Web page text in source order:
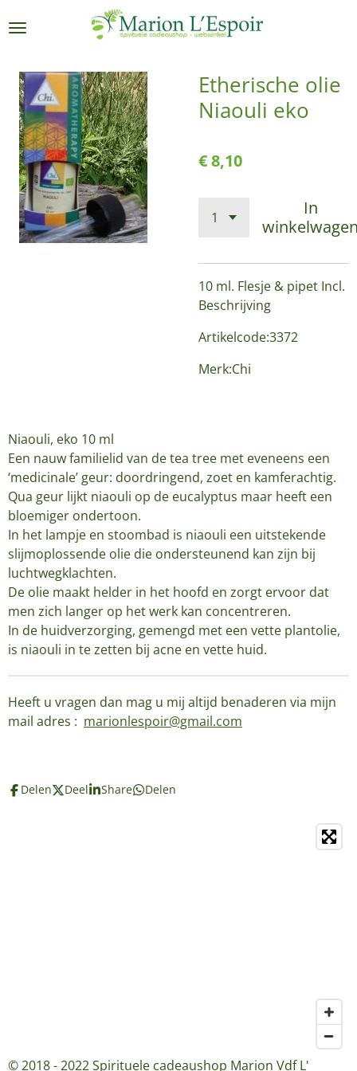
direct
de
hoofdinhoud
Etherische olie
Niaouli eko
€ 8,10
In
10 ml. Flesje & pipet Incl.
Beschrijving
Artikelcode:3372
Merk:Chi
Niaouli, eko 10 ml
Een nauw familielid van de tea tree met eveneens een
‘medicinale’ geur: doordringend, zoet en kamferachtig.
Qua geur lijkt niaouli op de eucalyptus maar heeft een
bloemiger ondertoon.
In het lampje en stoombad is niaouli een uitstekende
slijmoplossende olie die ondersteunend kan zijn bij
luchtwegklachten.
De olie maakt helder in het hoofd en zorgt ervoor dat
men zich langer op het werk kan concentreren.
In de huidverzorging, gemengd met een vette plantolie,
is niaouli in te zetten bij acne en vette huid.
Heeft u vragen dan mag u mij altijd benaderen via mijn
mail adres : marionlespoir@gmail.com
Delen Deel Share Delen
© 2018 - 2022 Spirituele cadeaushop Marion Vdf L'